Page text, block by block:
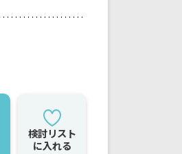
検討リスト
に入れる